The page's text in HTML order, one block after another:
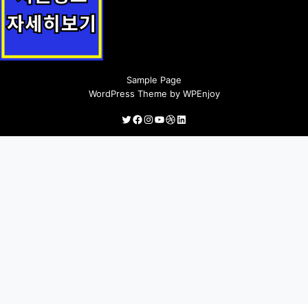
Sample Page
WordPress Theme by WPEnjoy
Twitter
Facebook
Instagram
YouTube
Dribbble
LinkedIn